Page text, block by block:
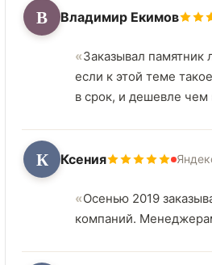
В Владимир Екимов
Заказывал
если к этой теме
в срок, и дешевле
К Ксения
Осенью 2019
компаний.